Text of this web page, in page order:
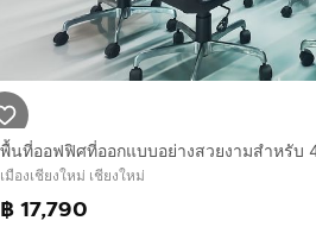
เมืองเชียงใหม่ เชียงใหม่
฿ 17,790